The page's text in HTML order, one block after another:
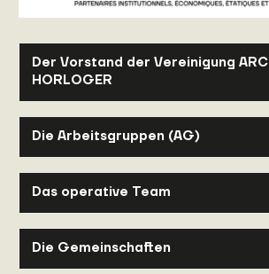
Der Vorstand der Vereinigung ARC
HORLOGER
Die Arbeitsgruppen (AG)
Das operative Team
Die Gemeinschaften